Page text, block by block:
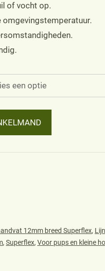
of vocht op.
omgevingstemperatuur.
12mm breed Superflex,
, Superflex, Voor pups en kleine